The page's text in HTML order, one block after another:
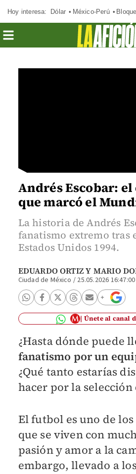
Hoy interesa: Dólar México-Perú
Andrés Escobar:
que marcó el
La historia de Andrés
fanatismo extremo tras
Estados Unidos 1994.
EDUARDO ORTIZ Y MARIO
Ciudad de México / 25.05.2026 16:47:00
Únete al canal
¿Hasta dónde puede
fanatismo por un
¿Qué tanto estarías
hacer por la selección
El futbol es uno de
que se viven con
pasión y amor a la
embargo, llevado a